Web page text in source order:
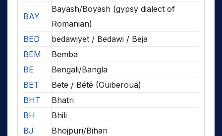
BAY
Bayash/Boyash (gypsy dialect of
Romanian)
BED
bedawiyet / Bedawi / Beja
BEM
Bemba
BE
Bengali/Bangla
BET
Bete / Bété (Guiberoua)
BHT
Bhatri
BH
Bhili
BJ
Bhojpuri/Bihari